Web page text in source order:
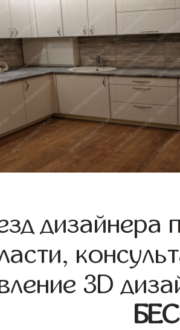
дизайнера
3D